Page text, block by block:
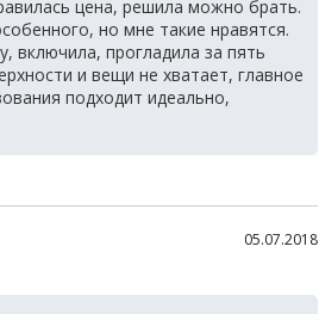
цена, решила можно брать.
но мне такие нравятся.
включила, прогладила за пять
и вещи не хватает, главное
подходит идеально,
05.07.2018